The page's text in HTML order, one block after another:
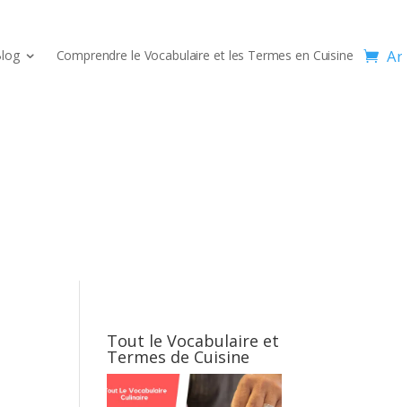
Comprendre le Vocabulaire et les Termes en Cuisine
Tout le Vocabulaire et
Termes de Cuisine